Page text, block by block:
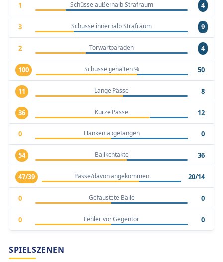
1 Schüsse außerhalb Strafraum 4
3 Schüsse innerhalb Strafraum 9
2 Torwartparaden 4
100 Schüsse gehalten % 50
11 Lange Pässe 8
36 Kurze Pässe 12
0 Flanken abgefangen 0
54 Ballkontakte 36
47/39 Pässe/davon angekommen 20/14
0 Gefaustete Bälle 0
0 Fehler vor Gegentor 0
SPIELSZENEN